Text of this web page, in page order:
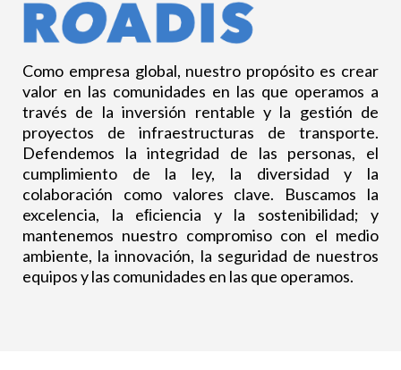
Como empresa global, nuestro propósito es crear
valor en las comunidades en las que operamos a
través de la inversión rentable y la gestión de
proyectos de infraestructuras de transporte.
Defendemos la integridad de las personas, el
cumplimiento de la ley, la diversidad y la
colaboración como valores clave. Buscamos la
excelencia, la eﬁciencia y la sostenibilidad; y
mantenemos nuestro compromiso con el medio
ambiente, la innovación, la seguridad de nuestros
equipos y las comunidades en las que operamos.